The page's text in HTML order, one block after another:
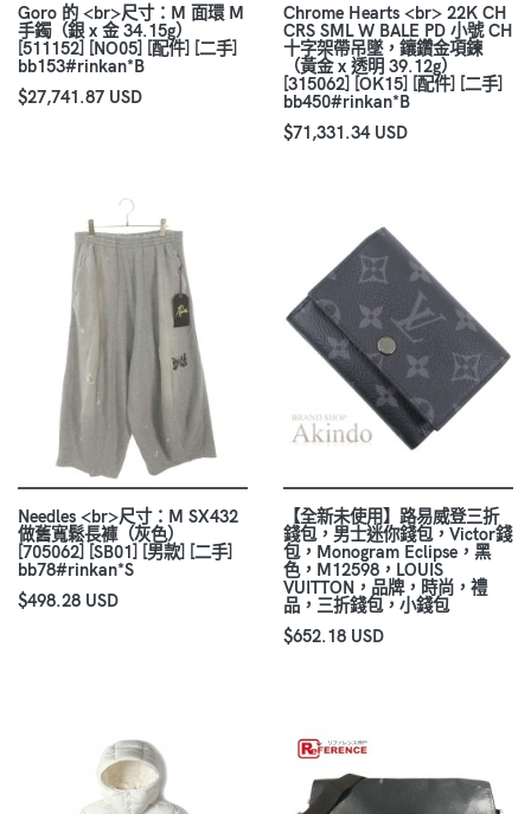
Goro 的 <br>尺寸：M 面環 M
手鐲（銀 x 金 34.15g）
[511152] [NO05] [配件] [二手]
bb153#rinkan*B
$27,741.87 USD
Chrome Hearts <br> 22K CH
CRS SML W BALE PD 小號 CH
十字架帶吊墜，鑲鑽金項鍊
（黃金 x 透明 39.12g）
[315062] [OK15] [配件] [二手]
bb450#rinkan*B
$71,331.34 USD
Needles <br>尺寸：M SX432
做舊寬鬆長褲（灰色）
[705062] [SB01] [男款] [二手]
bb78#rinkan*S
$498.28 USD
【全新未使用】路易威登三折
錢包，男士迷你錢包，Victor錢
包，Monogram Eclipse，黑
色，M12598，LOUIS
VUITTON，品牌，時尚，禮
品，三折錢包，小錢包
$652.18 USD